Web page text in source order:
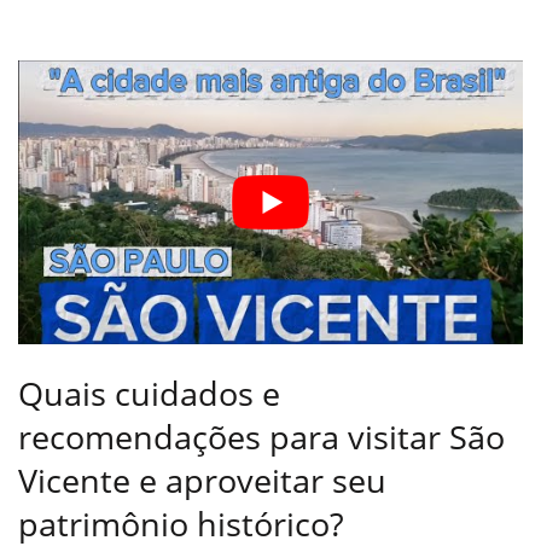
Quais cuidados e
recomendações para visitar São
Vicente e aproveitar seu
patrimônio histórico?